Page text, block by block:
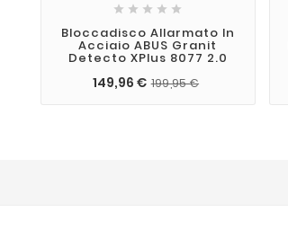
    
Bloccadisco Allarmato In
Acciaio ABUS Granit
Detecto XPlus 8077 2.0
149,96 € 199,95 €